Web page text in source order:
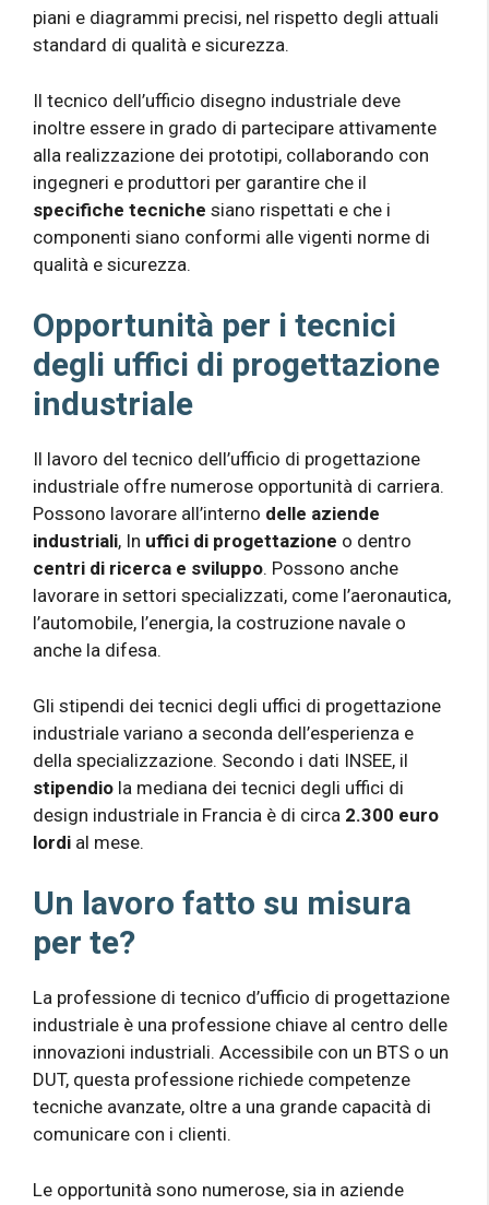
piani e diagrammi precisi, nel rispetto degli attuali
standard di qualità e sicurezza.
Il tecnico dell’ufficio disegno industriale deve
inoltre essere in grado di partecipare attivamente
alla realizzazione dei prototipi, collaborando con
ingegneri e produttori per garantire che il
specifiche tecniche siano rispettati e che i
componenti siano conformi alle vigenti norme di
qualità e sicurezza.
Opportunità per i tecnici
degli uffici di progettazione
industriale
Il lavoro del tecnico dell’ufficio di progettazione
industriale offre numerose opportunità di carriera.
Possono lavorare all’interno delle aziende
industriali, In uffici di progettazione o dentro
centri di ricerca e sviluppo. Possono anche
lavorare in settori specializzati, come l’aeronautica,
l’automobile, l’energia, la costruzione navale o
anche la difesa.
Gli stipendi dei tecnici degli uffici di progettazione
industriale variano a seconda dell’esperienza e
della specializzazione. Secondo i dati INSEE, il
stipendio la mediana dei tecnici degli uffici di
design industriale in Francia è di circa 2.300 euro
lordi al mese.
Un lavoro fatto su misura
per te?
La professione di tecnico d’ufficio di progettazione
industriale è una professione chiave al centro delle
innovazioni industriali. Accessibile con un BTS o un
DUT, questa professione richiede competenze
tecniche avanzate, oltre a una grande capacità di
comunicare con i clienti.
Le opportunità sono numerose, sia in aziende